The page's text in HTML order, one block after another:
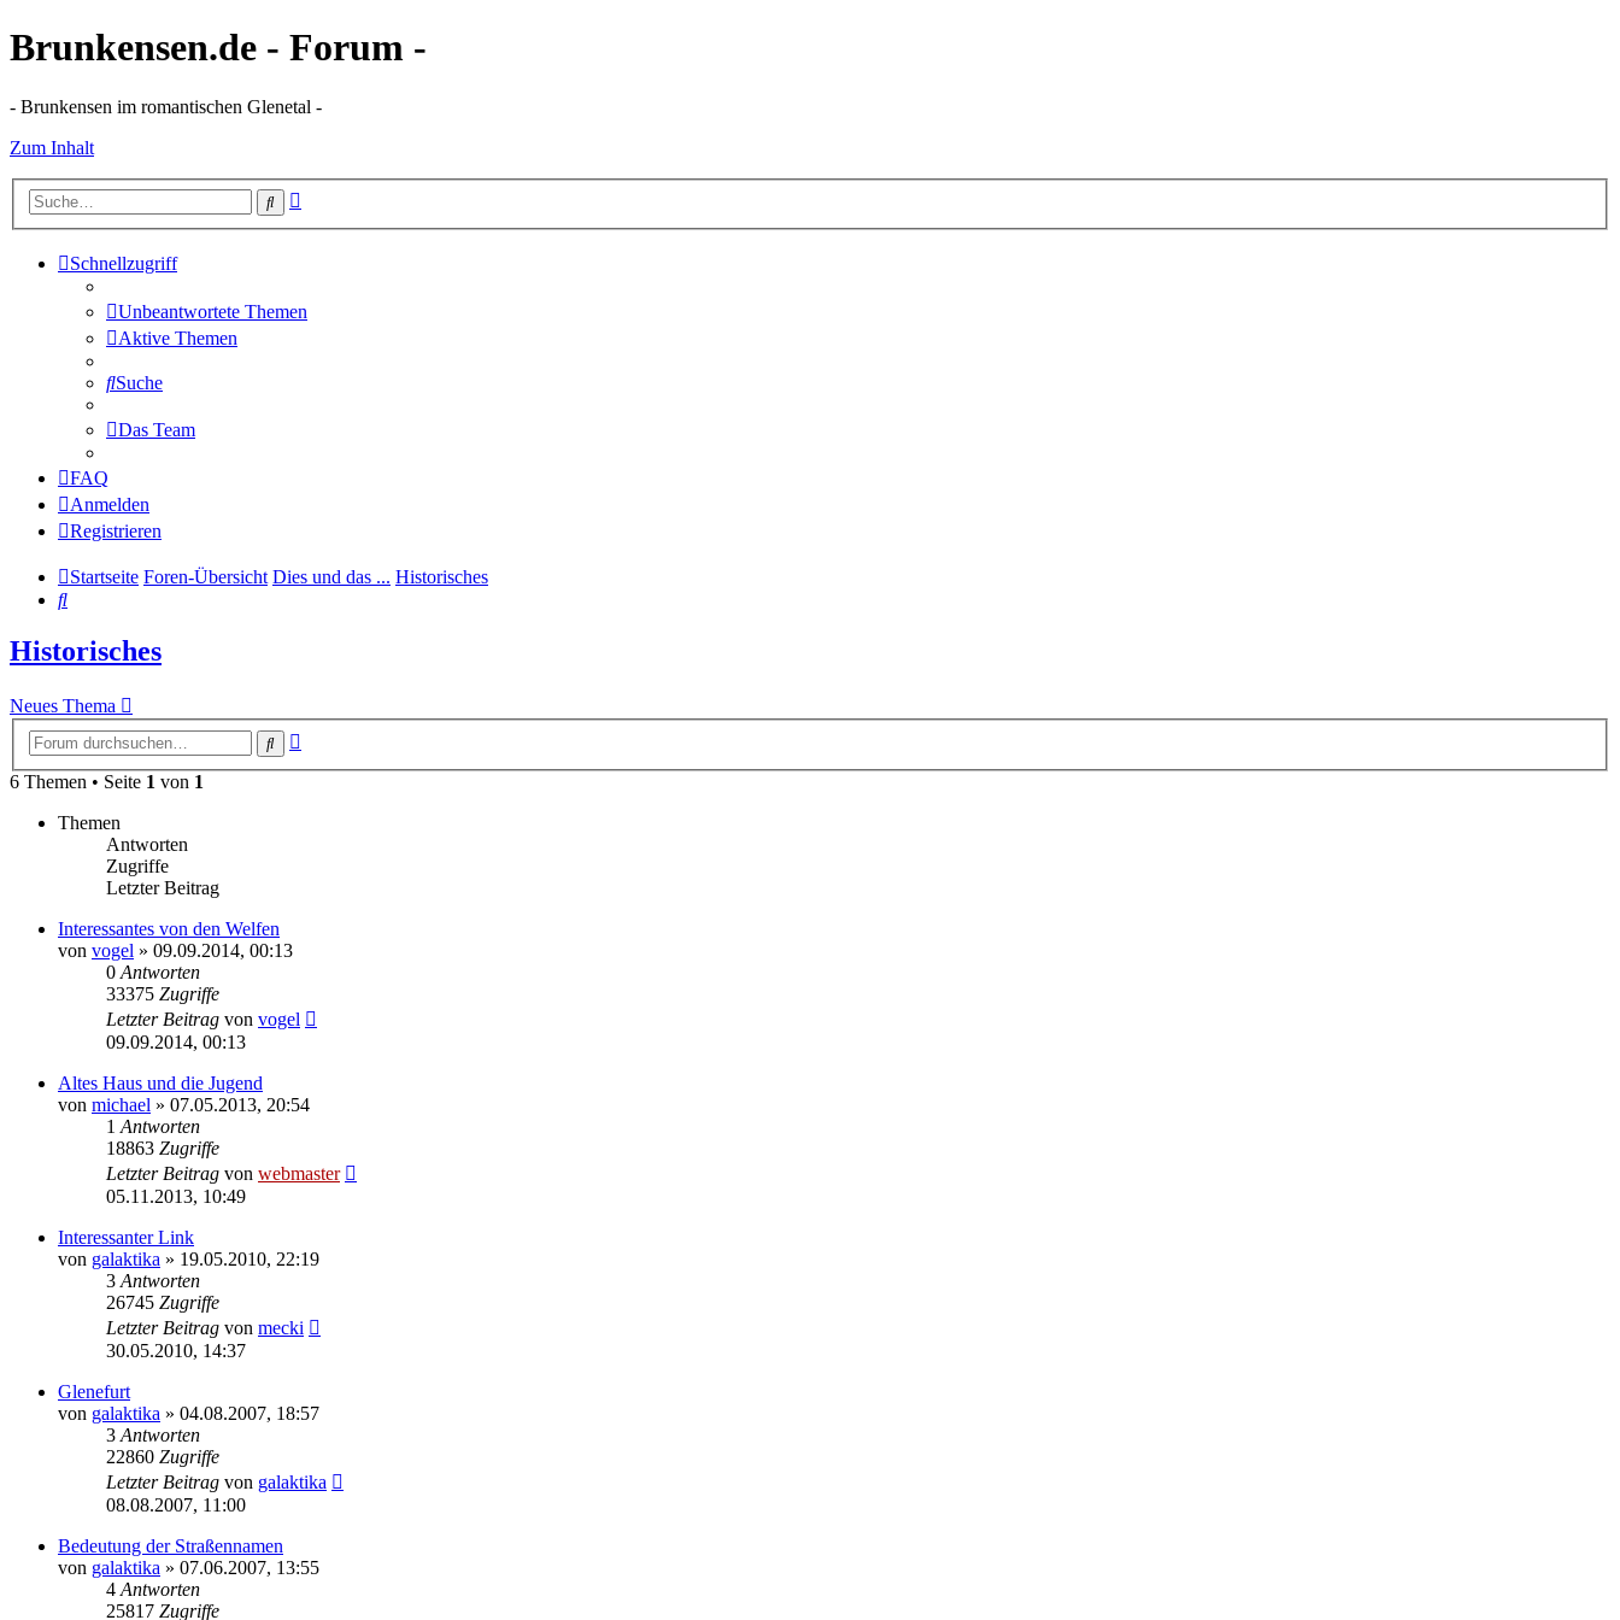
Brunkensen.de - Forum -
- Brunkensen im romantischen Glenetal -
Zum Inhalt
Suche
Schnellzugriff
Unbeantwortete Themen
Aktive Themen
Suche
Das Team
FAQ
Anmelden
Registrieren
Startseite Foren-Übersicht Dies und das ... Historisches
Suche
Historisches
Neues Thema
Suche
6 Themen • Seite 1 von 1
Themen
Antworten
Zugriffe
Letzter Beitrag
Interessantes von den Welfen
von vogel » 09.09.2014, 00:13
0 Antworten
33375 Zugriffe
Letzter Beitrag von vogel
09.09.2014, 00:13
Altes Haus und die Jugend
von michael » 07.05.2013, 20:54
1 Antworten
18863 Zugriffe
Letzter Beitrag von webmaster
05.11.2013, 10:49
Interessanter Link
von galaktika » 19.05.2010, 22:19
3 Antworten
26745 Zugriffe
Letzter Beitrag von mecki
30.05.2010, 14:37
Glenefurt
von galaktika » 04.08.2007, 18:57
3 Antworten
22860 Zugriffe
Letzter Beitrag von galaktika
08.08.2007, 11:00
Bedeutung der Straßennamen
von galaktika » 07.06.2007, 13:55
4 Antworten
25817 Zugriffe